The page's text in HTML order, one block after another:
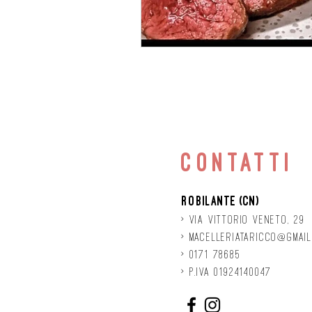
contatti
Robilante (CN)
> Via Vittorio veneto, 29
>
> 0171 78685
> P.IVA 01924140047